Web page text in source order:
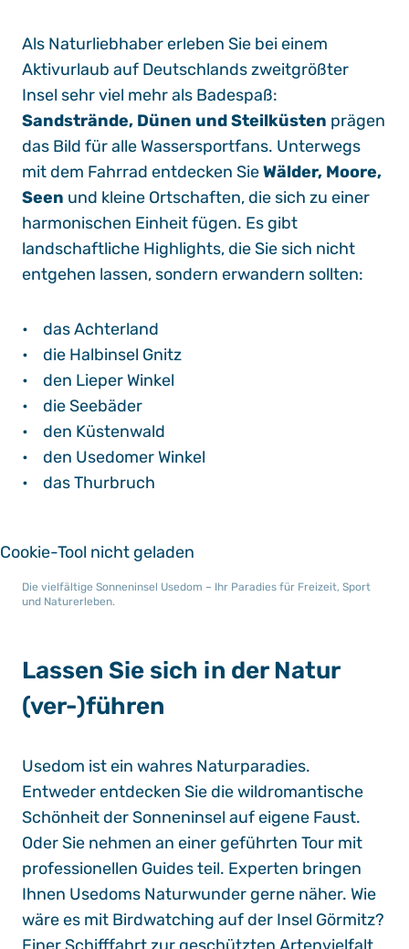
Als Naturliebhaber erleben Sie bei einem
Aktivurlaub auf Deutschlands zweitgrößter
Insel sehr viel mehr als Badespaß:
Sandstrände, Dünen und Steilküsten prägen
das Bild für alle Wassersportfans. Unterwegs
mit dem Fahrrad entdecken SieWälder, Moore,
Seen und kleine Ortschaften, die sich zu einer
harmonischen Einheit fügen. Es gibt
landschaftliche Highlights, die Sie sich nicht
entgehen lassen, sondern erwandern sollten:
• das Achterland
• die Halbinsel Gnitz
• den Lieper Winkel
• die Seebäder
• den Küstenwald
• den Usedomer Winkel
• das Thurbruch
Cookie-Tool nicht geladen
Die vielfältige Sonneninsel Usedom – Ihr Paradies für Freizeit, Sport
und Naturerleben.
Lassen Sie sich in der Natur
(ver-)führen
Usedom ist ein wahres Naturparadies.
Entweder entdecken Sie die wildromantische
Schönheit der Sonneninsel auf eigene Faust.
Oder Sie nehmen an einer geführten Tour mit
professionellen Guides teil. Experten bringen
Ihnen Usedoms Naturwunder gerne näher. Wie
wäre es mit Birdwatching auf der Insel Görmitz?